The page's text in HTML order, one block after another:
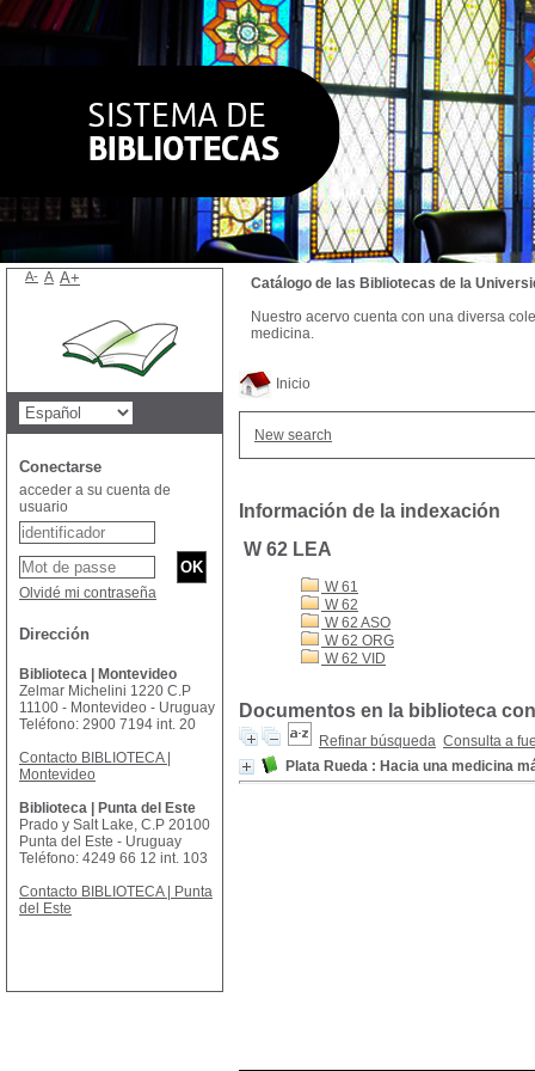
Inicio
New search
Información de la indexación
W 62 LEA
W 61
W 62
W 62 ASO
W 62 ORG
W 62 VID
Documentos en la biblioteca
Refinar búsqueda Consulta a
Plata Rueda : Hacia una medicina
Catálogo de las Bibliotecas de la
Nuestro acervo cuenta con una diversa
medicina.
A- A A+
Conectarse
acceder a su cuenta de
usuario
Olvidé mi contraseña
Dirección
Biblioteca | Montevideo
Zelmar Michelini 1220 C.P
11100 - Montevideo - Uruguay
Teléfono: 2900 7194 int. 20
Contacto BIBLIOTECA |
Montevideo
Biblioteca | Punta del Este
Prado y Salt Lake, C.P 20100
Punta del Este - Uruguay
Teléfono: 4249 66 12 int. 103
Contacto BIBLIOTECA | Punta
del Este